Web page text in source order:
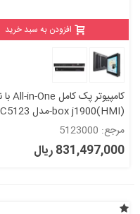
افزودن به سبد خرید
box j1900(HMI)-مدل KC5123
مرجع: 5123000
831,497,000 ریال